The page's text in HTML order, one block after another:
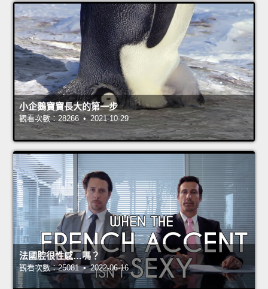
小企鵝寶寶長大的第一步
觀看次數：28266 • 2021-10-29
法國腔很性感…嗎？
觀看次數：25081 • 2022-06-16